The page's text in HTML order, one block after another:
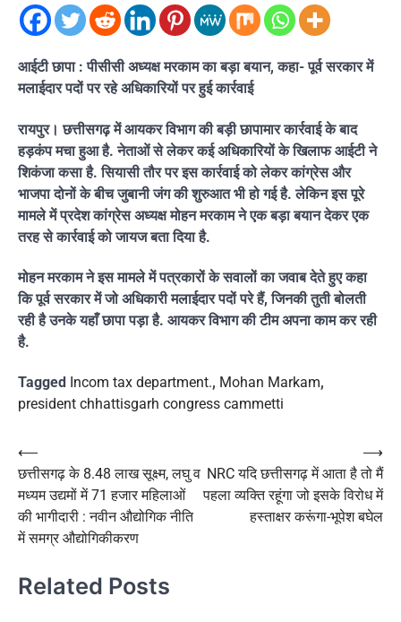
आईटी छापा : पीसीसी अध्यक्ष मरकाम का बड़ा बयान, कहा- पूर्व सरकार में
मलाईदार पदों पर रहे अधिकारियों पर हुई कार्रवाई
रायपुर। छत्तीसगढ़ में आयकर विभाग की बड़ी छापामार कार्रवाई के बाद
हड़कंप मचा हुआ है. नेताओं से लेकर कई अधिकारियों के खिलाफ आईटी ने
शिकंजा कसा है. सियासी तौर पर इस कार्रवाई को लेकर कांग्रेस और
भाजपा दोनों के बीच जुबानी जंग की शुरुआत भी हो गई है. लेकिन इस पूरे
मामले में प्रदेश कांग्रेस अध्यक्ष मोहन मरकाम ने एक बड़ा बयान देकर एक
तरह से कार्रवाई को जायज बता दिया है.
मोहन मरकाम ने इस मामले में पत्रकारों के सवालों का जवाब देते हुए कहा
कि पूर्व सरकार में जो अधिकारी मलाईदार पदों परे हैं, जिनकी तुती बोलती
रही है उनके यहाँ छापा पड़ा है. आयकर विभाग की टीम अपना काम कर रही
है.
Tagged Incom tax department., Mohan Markam,
president chhattisgarh congress cammetti
Post
navigation
⟵
छत्तीसगढ़ के 8.48 लाख सूक्ष्म, लघु व
मध्यम उद्यमों में 71 हजार महिलाओं
की भागीदारी : नवीन औद्योगिक नीति
में समग्र औद्योगिकीकरण
NRC यदि छत्तीसगढ़ में आता है तो मैं
पहला व्यक्ति रहूंगा जो इसके विरोध में
हस्ताक्षर करूंगा-भूपेश बघेल
⟶
Related Posts